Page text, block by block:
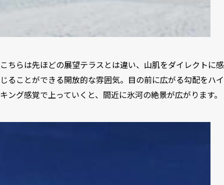
こちらは先ほどの展望テラスとは違い、山肌をダイレクトに感
じることができる開放的な雰囲気。目の前に広がる勾配をハイ
キング感覚で上っていくと、間近に氷河の絶景が広がります。